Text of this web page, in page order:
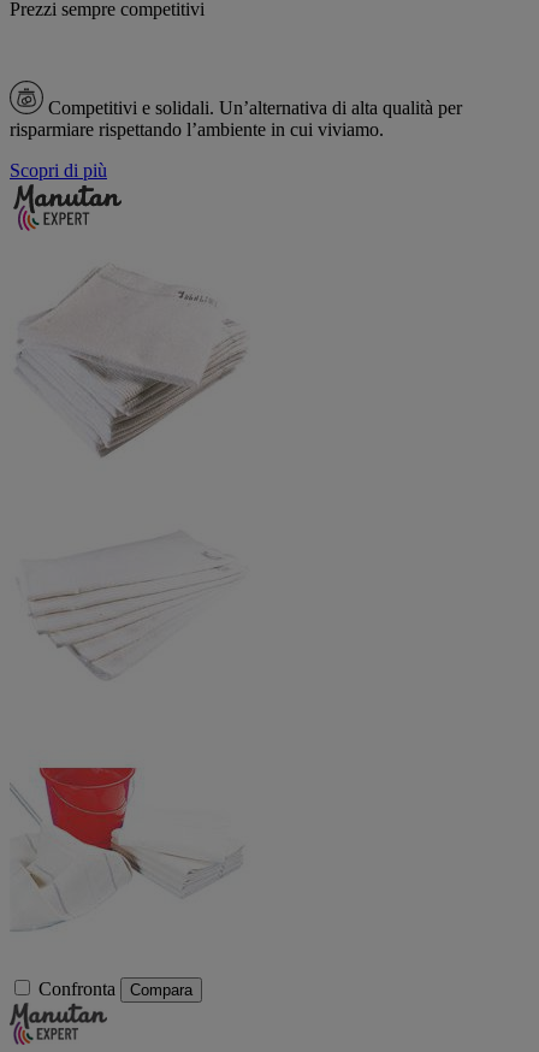
Prezzi sempre competitivi
Competitivi e solidali. Un’alternativa di alta qualità per
risparmiare rispettando l’ambiente in cui viviamo.
Scopri di più
Confronta Compara